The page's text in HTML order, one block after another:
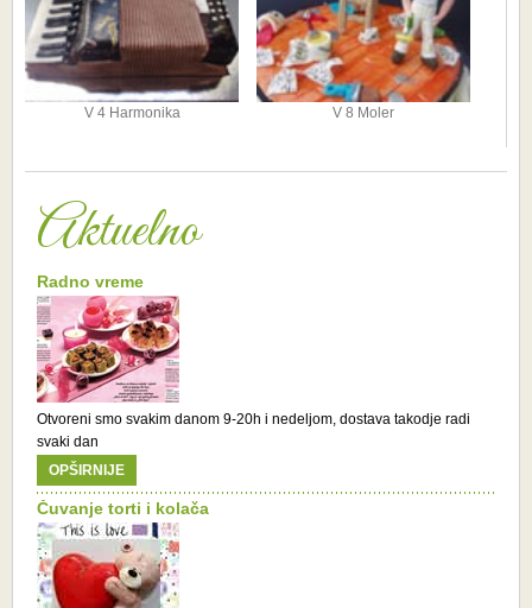
V 4 Harmonika V 8 Moler
Aktuelno
Radno vreme
Otvoreni smo svakim danom 9-20h i nedeljom, dostava takodje radi
svaki dan
OPŠIRNIJE
Čuvanje torti i kolača